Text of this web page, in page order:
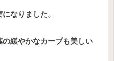
なりました。
緩やかなカーブも美しい